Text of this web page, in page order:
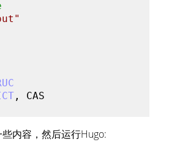
内容，然后运行Hugo: